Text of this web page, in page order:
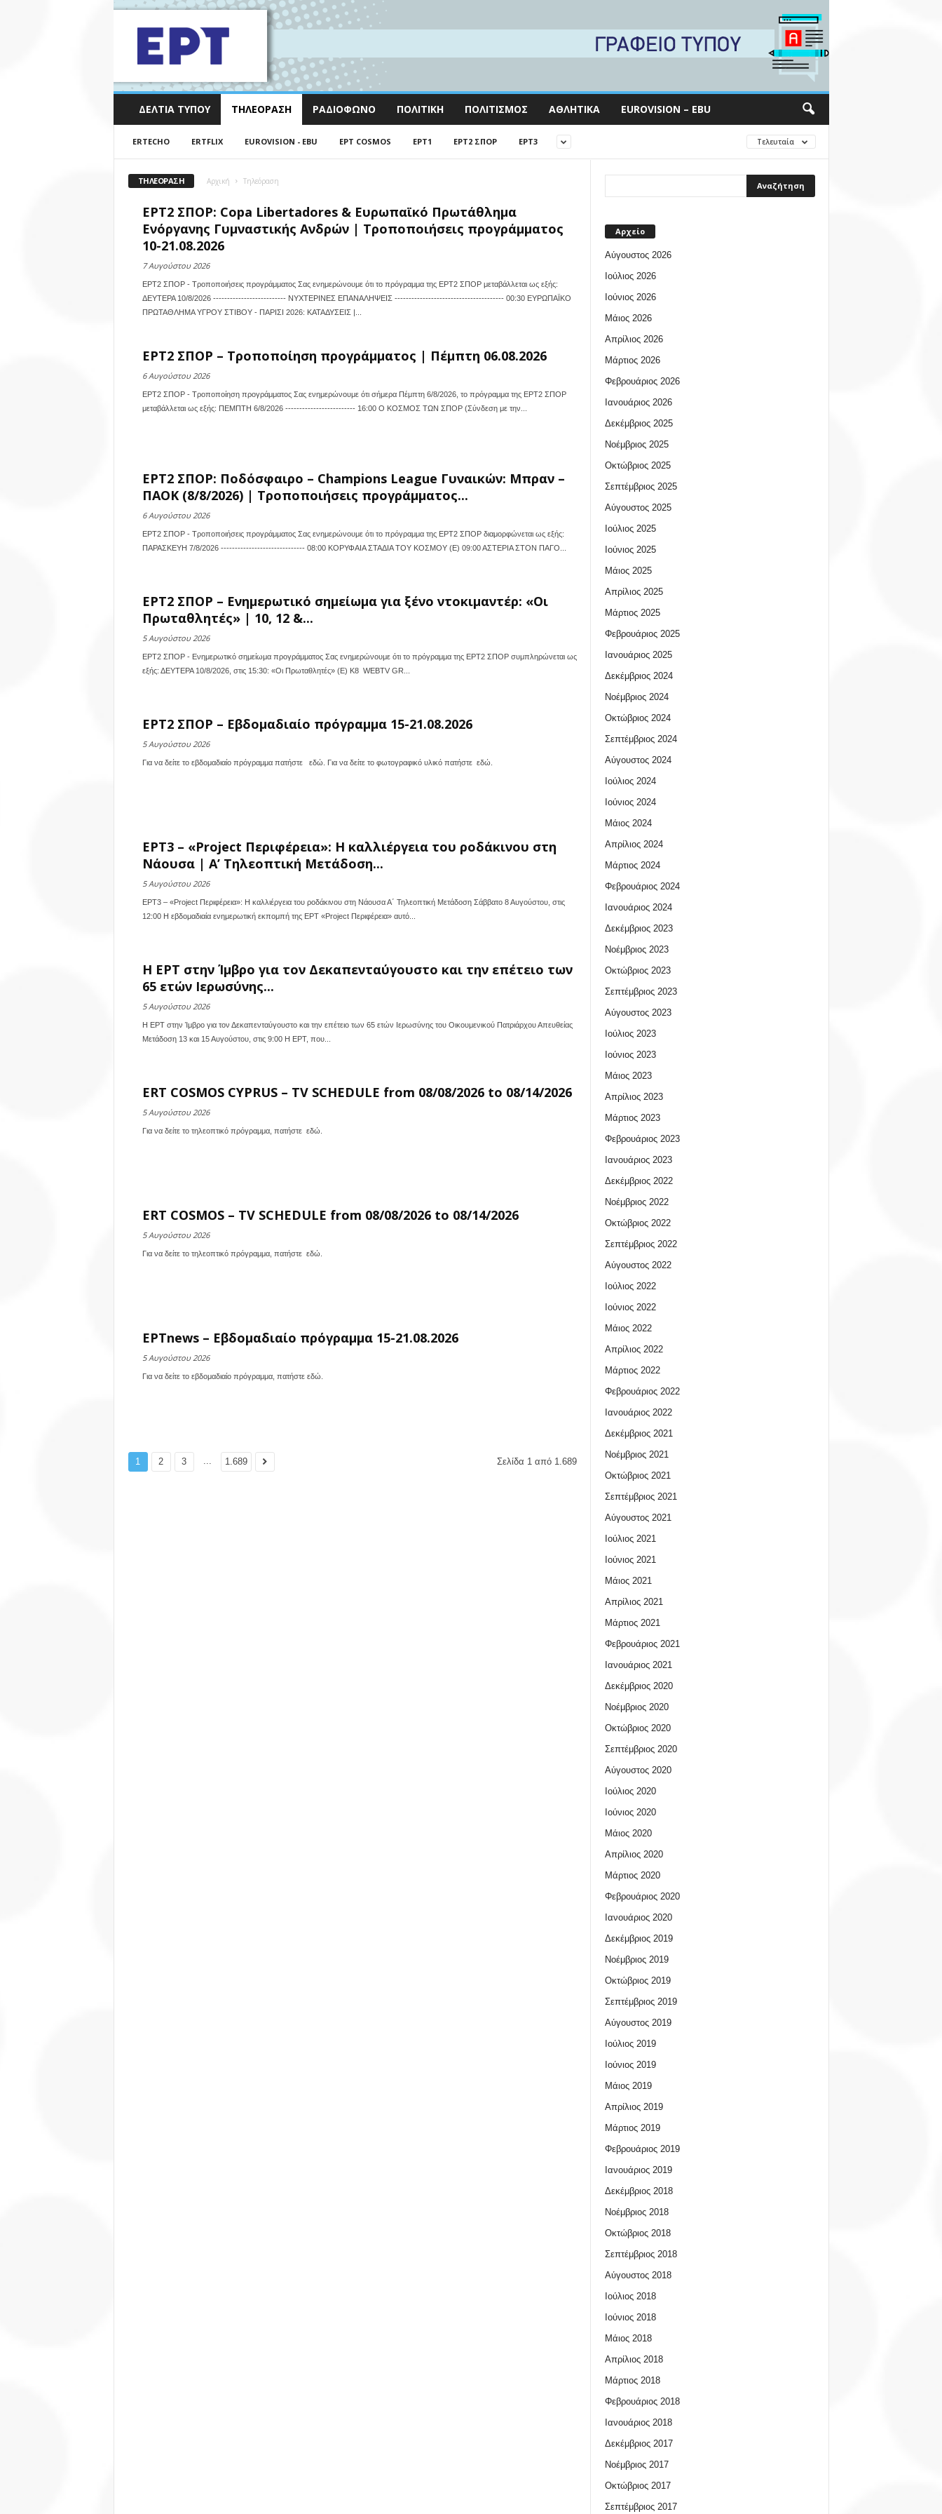
ΔΕΛΤΊΑ ΤΎΠΟΥ ΤΗΛΕΌΡΑΣΗ ΡΑΔΙΌΦΩΝΟ ΠΟΛΙΤΙΚΉ ΠΟΛΙΤΙΣΜΌΣ ΑΘΛΗΤΙΚΆ EUROVISION – EBU
ERTECHO ERTFLIX EUROVISION - EBU EΡΤ COSMOS EΡΤ1 EΡΤ2 ΣΠΟΡ EΡΤ3 Τελευταία
ΤΗΛΕΌΡΑΣΗ Αρχική Τηλεόραση
ΕΡΤ2 ΣΠΟΡ: Copa Libertadores & Ευρωπαϊκό Πρωτάθλημα
Ενόργανης Γυμναστικής Ανδρών | Τροποποιήσεις προγράμματος
10-21.08.2026
7 Αυγούστου 2026
ΕΡΤ2 ΣΠΟΡ - Τροποποιήσεις προγράμματος Σας ενημερώνουμε ότι το πρόγραμμα της ΕΡΤ2 ΣΠΟΡ μεταβάλλεται ως εξής:
ΔΕΥΤΕΡΑ 10/8/2026 -------------------------- ΝΥΧΤΕΡΙΝΕΣ ΕΠΑΝΑΛΗΨΕΙΣ --------------------------------------- 00:30 ΕΥΡΩΠΑΪΚΟ
ΠΡΩΤΑΘΛΗΜΑ ΥΓΡΟΥ ΣΤΙΒΟΥ - ΠΑΡΙΣΙ 2026: ΚΑΤΑΔΥΣΕΙΣ |...
ΕΡΤ2 ΣΠΟΡ – Τροποποίηση προγράμματος | Πέμπτη 06.08.2026
6 Αυγούστου 2026
ΕΡΤ2 ΣΠΟΡ - Τροποποίηση προγράμματος Σας ενημερώνουμε ότι σήμερα Πέμπτη 6/8/2026, το πρόγραμμα της ΕΡΤ2 ΣΠΟΡ
μεταβάλλεται ως εξής: ΠΕΜΠΤΗ 6/8/2026 ------------------------- 16:00 Ο ΚΟΣΜΟΣ ΤΩΝ ΣΠΟΡ (Σύνδεση με την...
ΕΡΤ2 ΣΠΟΡ: Ποδόσφαιρο – Champions League Γυναικών: Μπραν –
ΠΑΟΚ (8/8/2026) | Τροποποιήσεις προγράμματος...
6 Αυγούστου 2026
ΕΡΤ2 ΣΠΟΡ - Τροποποιήσεις προγράμματος Σας ενημερώνουμε ότι το πρόγραμμα της ΕΡΤ2 ΣΠΟΡ διαμορφώνεται ως εξής:
ΠΑΡΑΣΚΕΥΗ 7/8/2026 ------------------------------ 08:00 ΚΟΡΥΦΑΙΑ ΣΤΑΔΙΑ ΤΟΥ ΚΟΣΜΟΥ (Ε) 09:00 ΑΣΤΕΡΙΑ ΣΤΟΝ ΠΑΓΟ...
ΕΡΤ2 ΣΠΟΡ – Ενημερωτικό σημείωμα για ξένο ντοκιμαντέρ: «Οι
Πρωταθλητές» | 10, 12 &...
5 Αυγούστου 2026
ΕΡΤ2 ΣΠΟΡ - Ενημερωτικό σημείωμα προγράμματος Σας ενημερώνουμε ότι το πρόγραμμα της ΕΡΤ2 ΣΠΟΡ συμπληρώνεται ως
εξής: ΔΕΥΤΕΡΑ 10/8/2026, στις 15:30: «Οι Πρωταθλητές» (E) Κ8 WEBTV GR...
ΕΡΤ2 ΣΠΟΡ – Εβδομαδιαίο πρόγραμμα 15-21.08.2026
5 Αυγούστου 2026
Για να δείτε το εβδομαδιαίο πρόγραμμα πατήστε εδώ. Για να δείτε το φωτογραφικό υλικό πατήστε εδώ.
ΕΡΤ3 – «Project Περιφέρεια»: Η καλλιέργεια του ροδάκινου στη
Νάουσα | Α’ Τηλεοπτική Μετάδοση...
5 Αυγούστου 2026
ΕΡΤ3 – «Project Περιφέρεια»: Η καλλιέργεια του ροδάκινου στη Νάουσα Α΄ Τηλεοπτική Μετάδοση Σάββατο 8 Αυγούστου, στις
12:00 Η εβδομαδιαία ενημερωτική εκπομπή της ΕΡΤ «Project Περιφέρεια» αυτό...
Η ΕΡΤ στην Ίμβρο για τον Δεκαπενταύγουστο και την επέτειο των
65 ετών Ιερωσύνης...
5 Αυγούστου 2026
Η ΕΡΤ στην Ίμβρο για τον Δεκαπενταύγουστο και την επέτειο των 65 ετών Ιερωσύνης του Οικουμενικού Πατριάρχου Απευθείας
Μετάδοση 13 και 15 Αυγούστου, στις 9:00 Η ΕΡΤ, που...
ERT COSMOS CYPRUS – TV SCHEDULE from 08/08/2026 to 08/14/2026
5 Αυγούστου 2026
Για να δείτε το τηλεοπτικό πρόγραμμα, πατήστε εδώ.
ERT COSMOS – TV SCHEDULE from 08/08/2026 to 08/14/2026
5 Αυγούστου 2026
Για να δείτε το τηλεοπτικό πρόγραμμα, πατήστε εδώ.
ΕΡΤnews – Εβδομαδιαίο πρόγραμμα 15-21.08.2026
5 Αυγούστου 2026
Για να δείτε το εβδομαδιαίο πρόγραμμα, πατήστε εδώ.
1 2 3 ... 1.689 Σελίδα 1 από 1.689
Αρχείο
Αύγουστος 2026
Ιούλιος 2026
Ιούνιος 2026
Μάιος 2026
Απρίλιος 2026
Μάρτιος 2026
Φεβρουάριος 2026
Ιανουάριος 2026
Δεκέμβριος 2025
Νοέμβριος 2025
Οκτώβριος 2025
Σεπτέμβριος 2025
Αύγουστος 2025
Ιούλιος 2025
Ιούνιος 2025
Μάιος 2025
Απρίλιος 2025
Μάρτιος 2025
Φεβρουάριος 2025
Ιανουάριος 2025
Δεκέμβριος 2024
Νοέμβριος 2024
Οκτώβριος 2024
Σεπτέμβριος 2024
Αύγουστος 2024
Ιούλιος 2024
Ιούνιος 2024
Μάιος 2024
Απρίλιος 2024
Μάρτιος 2024
Φεβρουάριος 2024
Ιανουάριος 2024
Δεκέμβριος 2023
Νοέμβριος 2023
Οκτώβριος 2023
Σεπτέμβριος 2023
Αύγουστος 2023
Ιούλιος 2023
Ιούνιος 2023
Μάιος 2023
Απρίλιος 2023
Μάρτιος 2023
Φεβρουάριος 2023
Ιανουάριος 2023
Δεκέμβριος 2022
Νοέμβριος 2022
Οκτώβριος 2022
Σεπτέμβριος 2022
Αύγουστος 2022
Ιούλιος 2022
Ιούνιος 2022
Μάιος 2022
Απρίλιος 2022
Μάρτιος 2022
Φεβρουάριος 2022
Ιανουάριος 2022
Δεκέμβριος 2021
Νοέμβριος 2021
Οκτώβριος 2021
Σεπτέμβριος 2021
Αύγουστος 2021
Ιούλιος 2021
Ιούνιος 2021
Μάιος 2021
Απρίλιος 2021
Μάρτιος 2021
Φεβρουάριος 2021
Ιανουάριος 2021
Δεκέμβριος 2020
Νοέμβριος 2020
Οκτώβριος 2020
Σεπτέμβριος 2020
Αύγουστος 2020
Ιούλιος 2020
Ιούνιος 2020
Μάιος 2020
Απρίλιος 2020
Μάρτιος 2020
Φεβρουάριος 2020
Ιανουάριος 2020
Δεκέμβριος 2019
Νοέμβριος 2019
Οκτώβριος 2019
Σεπτέμβριος 2019
Αύγουστος 2019
Ιούλιος 2019
Ιούνιος 2019
Μάιος 2019
Απρίλιος 2019
Μάρτιος 2019
Φεβρουάριος 2019
Ιανουάριος 2019
Δεκέμβριος 2018
Νοέμβριος 2018
Οκτώβριος 2018
Σεπτέμβριος 2018
Αύγουστος 2018
Ιούλιος 2018
Ιούνιος 2018
Μάιος 2018
Απρίλιος 2018
Μάρτιος 2018
Φεβρουάριος 2018
Ιανουάριος 2018
Δεκέμβριος 2017
Νοέμβριος 2017
Οκτώβριος 2017
Σεπτέμβριος 2017